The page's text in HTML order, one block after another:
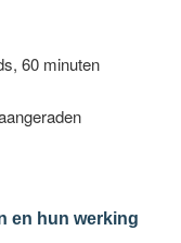
60 minuten
en hun werking